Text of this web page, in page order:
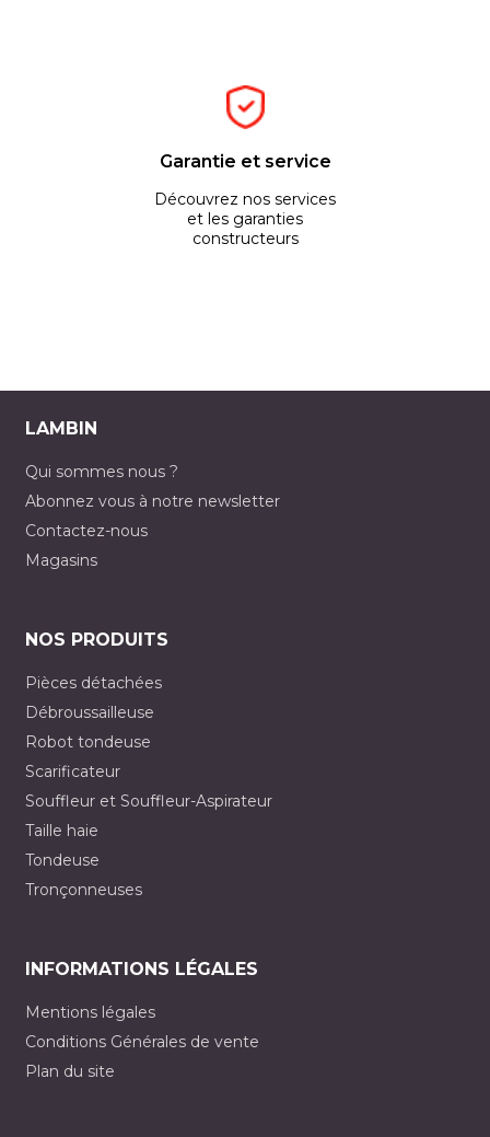
Garantie et service
Découvrez nos services
et les garanties
constructeurs
LAMBIN
Qui sommes nous ?
Abonnez vous à notre newsletter
Contactez-nous
Magasins
NOS PRODUITS
Pièces détachées
Débroussailleuse
Robot tondeuse
Scarificateur
Souffleur et Souffleur-Aspirateur
Taille haie
Tondeuse
Tronçonneuses
INFORMATIONS LÉGALES
Mentions légales
Conditions Générales de vente
Plan du site